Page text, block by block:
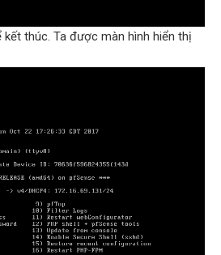
kết thúc. Ta được màn hình hiển thị